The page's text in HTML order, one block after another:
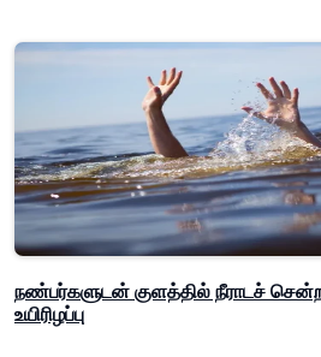
நண்பர்களுடன் குளத்தில் நீராடச் சென்ற
உயிரிழப்பு